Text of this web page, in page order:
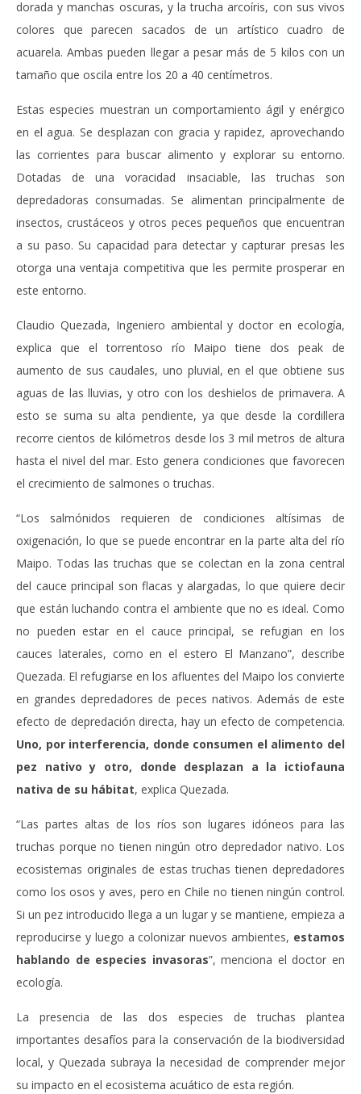
dorada y manchas oscuras, y la trucha arcoíris, con sus vivos
colores que parecen sacados de un artístico cuadro de
acuarela. Ambas pueden llegar a pesar más de 5 kilos con un
tamaño que oscila entre los 20 a 40 centímetros.
Estas especies muestran un comportamiento ágil y enérgico
en el agua. Se desplazan con gracia y rapidez, aprovechando
las corrientes para buscar alimento y explorar su entorno.
Dotadas de una voracidad insaciable, las truchas son
depredadoras consumadas. Se alimentan principalmente de
insectos, crustáceos y otros peces pequeños que encuentran
a su paso. Su capacidad para detectar y capturar presas les
otorga una ventaja competitiva que les permite prosperar en
este entorno.
Claudio Quezada, Ingeniero ambiental y doctor en ecología,
explica que el torrentoso río Maipo tiene dos peak de
aumento de sus caudales, uno pluvial, en el que obtiene sus
aguas de las lluvias, y otro con los deshielos de primavera. A
esto se suma su alta pendiente, ya que desde la cordillera
recorre cientos de kilómetros desde los 3 mil metros de altura
hasta el nivel del mar. Esto genera condiciones que favorecen
el crecimiento de salmones o truchas.
“Los salmónidos requieren de condiciones altísimas de
oxigenación, lo que se puede encontrar en la parte alta del río
Maipo. Todas las truchas que se colectan en la zona central
del cauce principal son flacas y alargadas, lo que quiere decir
que están luchando contra el ambiente que no es ideal. Como
no pueden estar en el cauce principal, se refugian en los
cauces laterales, como en el estero El Manzano”, describe
Quezada. El refugiarse en los afluentes del Maipo los convierte
en grandes depredadores de peces nativos. Además de este
efecto de depredación directa, hay un efecto de competencia.
Uno, por interferencia, donde consumen el alimento del
pez nativo y otro, donde desplazan a la ictiofauna
nativa de su hábitat, explica Quezada.
“Las partes altas de los ríos son lugares idóneos para las
truchas porque no tienen ningún otro depredador nativo. Los
ecosistemas originales de estas truchas tienen depredadores
como los osos y aves, pero en Chile no tienen ningún control.
Si un pez introducido llega a un lugar y se mantiene, empieza a
reproducirse y luego a colonizar nuevos ambientes, estamos
hablando de especies invasoras”, menciona el doctor en
ecología.
La presencia de las dos especies de truchas plantea
importantes desafíos para la conservación de la biodiversidad
local, y Quezada subraya la necesidad de comprender mejor
su impacto en el ecosistema acuático de esta región.